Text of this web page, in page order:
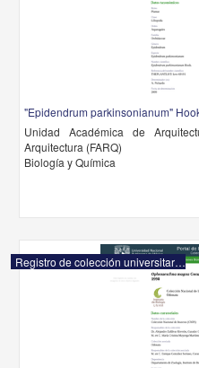
"Epidendrum parkinsonianum"
Unidad Académica de
Arquitectura (FARQ)
Biología y Química
Registro de colección universitaria